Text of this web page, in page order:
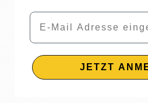
Email
JETZT